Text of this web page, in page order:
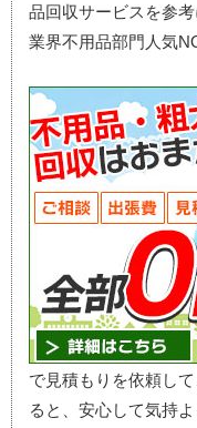
品回収サービスを参考
業界不用品部門人気
で見積もりを依頼し
ると、安心して気持